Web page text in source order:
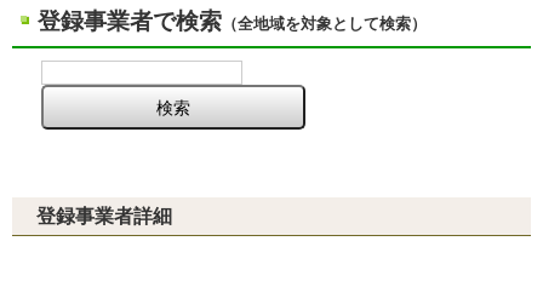
登録事業者で検索 （全地域を対象として検索）
登録事業者詳細